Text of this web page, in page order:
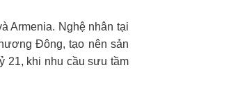
Armenia. Nghệ nhân tại
Đông, tạo nên sản
21, khi nhu cầu sưu tầm